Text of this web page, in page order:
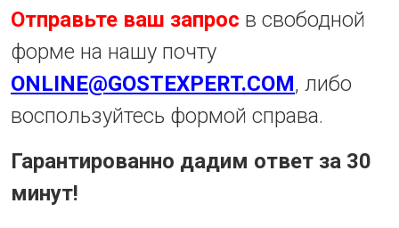
Отправьте ваш запрос в свободной
форме на нашу почту
ONLINE@GOSTEXPERT.COM, либо
воспользуйтесь формой справа.
Гарантированно дадим ответ за 30
минут!